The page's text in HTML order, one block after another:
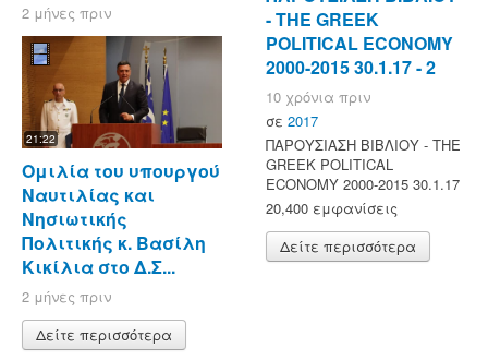
2 μήνες πριν
21:22
Ομιλία του υπουργού
Ναυτιλίας και
Νησιωτικής
Πολιτικής κ. Βασίλη
Κικίλια στο Δ.Σ...
2 μήνες πριν
Δείτε περισσότερα
- ΤΗΕ GREEK
POLITICAL ECONOMY
2000-2015 30.1.17 - 2
10 χρόνια πριν
σε 2017
ΠΑΡΟΥΣΙΑΣΗ ΒΙΒΛΙΟΥ - ΤΗΕ
GREEK POLITICAL
ECONOMY 2000-2015 30.1.17
20,400 εμφανίσεις
Δείτε περισσότερα